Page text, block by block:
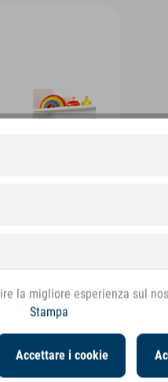
la migliore esperienza sul
Stampa
Accettare i cookie